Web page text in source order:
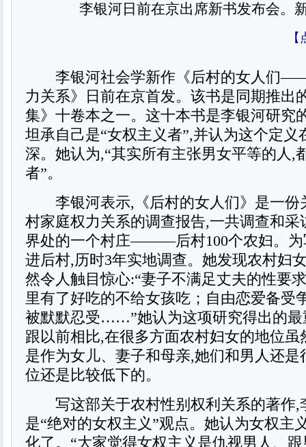
李银河日前在京出席新书发布会。
李银河社会学新作《后村的女人们
力关系》日前在京首发。该书是同期推出
集》十卷本之一。这十本书是李银河研究
坦承自己是“女权主义者”,并认为这个定义
深。她认为,“其实所有主张男女平等的人,
者”。
李银河表示,《后村的女人们》是一份
村家庭权力关系的调查报告,一共调查和采
界处的一个村庄———后村100个农妇。为
进后村,历时3年实地调查。她发现农村妇
然令人触目惊心:“妻子不满足丈夫的性要
里有了好吃的不给女孩吃；自由恋爱备受
被默默忍受……”她认为这项研究得出的最
跟以前相比,在很多方面农村妇女的地位虽
是作为女儿、妻子和母亲,她们和男人还是
位还是比较低下的。
写这部关于农村性别权利关系的著作,
是“绝对的女权主义”观点。她认为女权主
化了。“大家觉得女权主义是仇视男人、